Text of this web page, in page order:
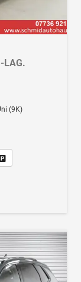
LAG.
(9K)
an (PDF)